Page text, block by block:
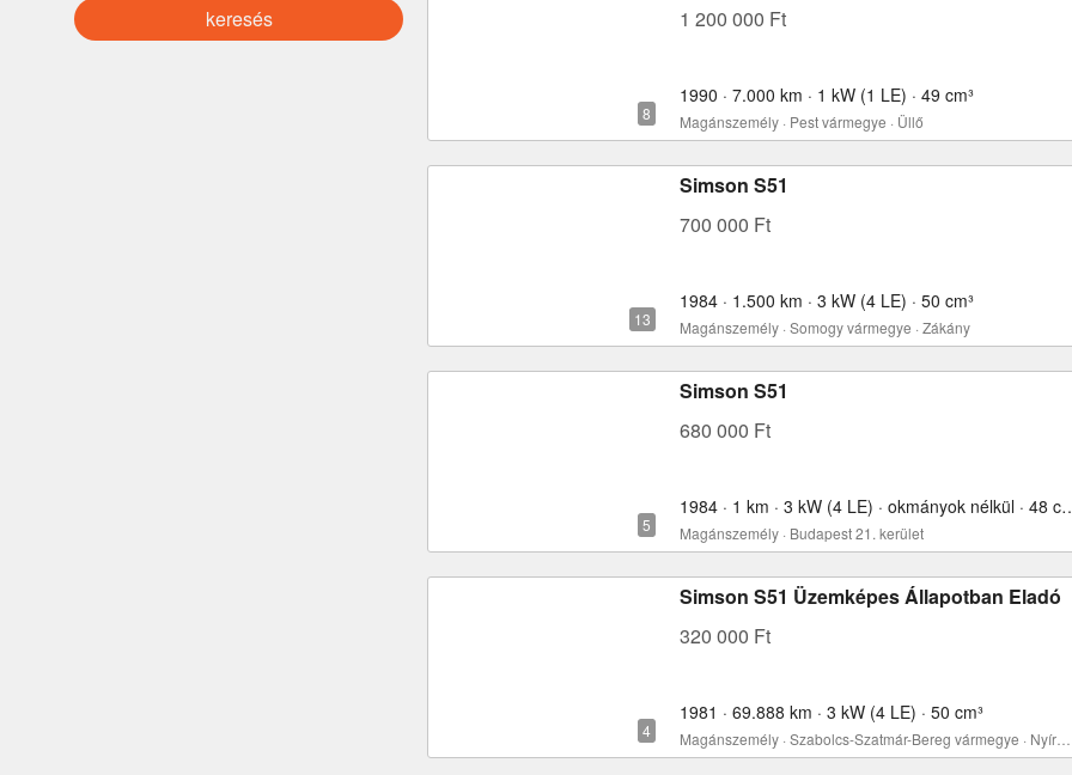
keresés
1 200 000 Ft
1990 · 7.000 km · 1 kW (1 LE) · 49 cm³
Magánszemély · Pest vármegye · Üllő
Simson S51
700 000 Ft
1984 · 1.500 km · 3 kW (4 LE) · 50 cm³
Magánszemély · Somogy vármegye · Zákány
Simson S51
680 000 Ft
1984 · 1 km · 3 kW (4
Magánszemély · Budapest 21. kerület
Simson S51 Üzemképes Állapotban Eladó
320 000 Ft
1981 · 69.888 km · 3 kW (4 LE) · 50 cm³